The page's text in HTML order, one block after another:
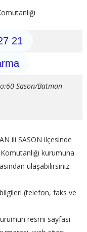
21
Sason/Batman
ili SASON ilçesinde
kurumuna
ulaşabilirsiniz.
(telefon, faks ve
resmi sayfası